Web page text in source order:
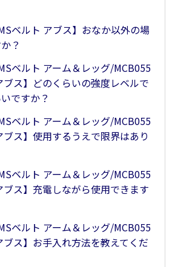
ベルト アブス】おなか以外の場
？
ベルト アーム＆レッグ/MCB055
ブス】どのくらいの強度レベルで
ですか？
ベルト アーム＆レッグ/MCB055
ブス】使用するうえで限界はあり
ベルト アーム＆レッグ/MCB055
ブス】充電しながら使用できます
ベルト アーム＆レッグ/MCB055
ブス】お手入れ方法を教えてくだ